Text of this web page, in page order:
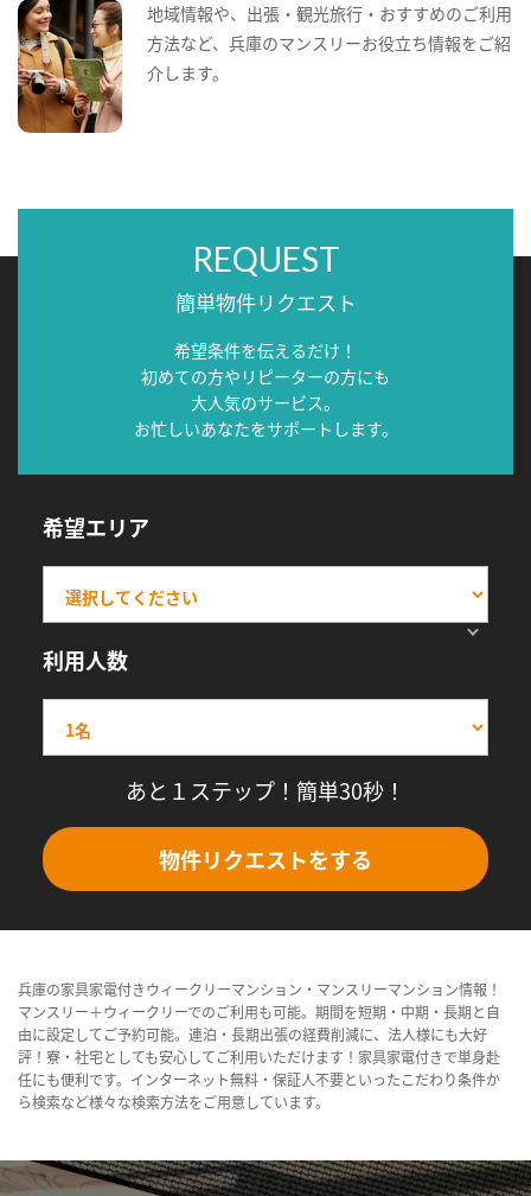
地域情報や、出張・観光旅行・おすすめのご利用
方法など、兵庫のマンスリーお役立ち情報をご紹
介します。
REQUEST
簡単物件リクエスト
希望条件を伝えるだけ！
初めての方やリピーターの方にも
大人気のサービス。
お忙しいあなたをサポートします。
希望エリア
利用人数
あと１ステップ！簡単30秒！
物件リクエストをする
兵庫の家具家電付きウィークリーマンション・マンスリーマンション情報！
マンスリー＋ウィークリーでのご利用も可能。期間を短期・中期・長期と自
由に設定してご予約可能。連泊・長期出張の経費削減に、法人様にも大好
評！寮・社宅としても安心してご利用いただけます！家具家電付きで単身赴
任にも便利です。インターネット無料・保証人不要といったこだわり条件か
ら検索など様々な検索方法をご用意しています。